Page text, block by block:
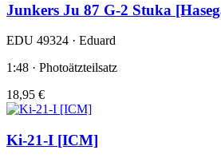
Junkers Ju 87 G-2 Stuka
EDU 49324 · Eduard
1:48 · Photoätzteilsatz
18,95 €
Ki-21-I [ICM]